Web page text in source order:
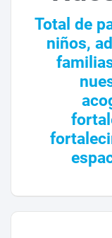
Total de
niños,